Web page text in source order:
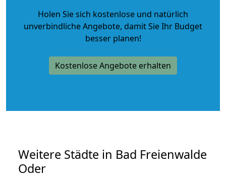
Holen Sie sich kostenlose und natürlich
unverbindliche Angebote, damit Sie Ihr Budget
besser planen!
Kostenlose Angebote erhalten
Weitere Städte in Bad Freienwalde
Oder